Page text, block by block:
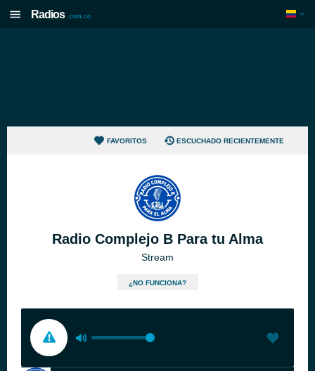
Radios .com.co
FAVORITOS ESCUCHADO RECIENTEMENTE
Radio Complejo B Para tu Alma
Stream
¿NO FUNCIONA?